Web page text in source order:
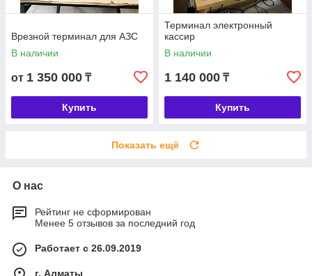
Врезной терминал для АЗС
В наличии
от 1 350 000 ₸
Купить
Терминал электронный
кассир
В наличии
1 140 000 ₸
Купить
Показать ещё
О нас
Рейтинг не сформирован
Менее 5 отзывов за последний год
Работает с 26.09.2019
г. Алматы